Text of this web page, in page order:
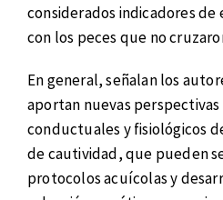
considerados indicadores de
con los peces que no
En general, señalan los
aportan nuevas perspectivas
conductuales y fisiológicos
de cautividad, que pueden
protocolos acuícolas y